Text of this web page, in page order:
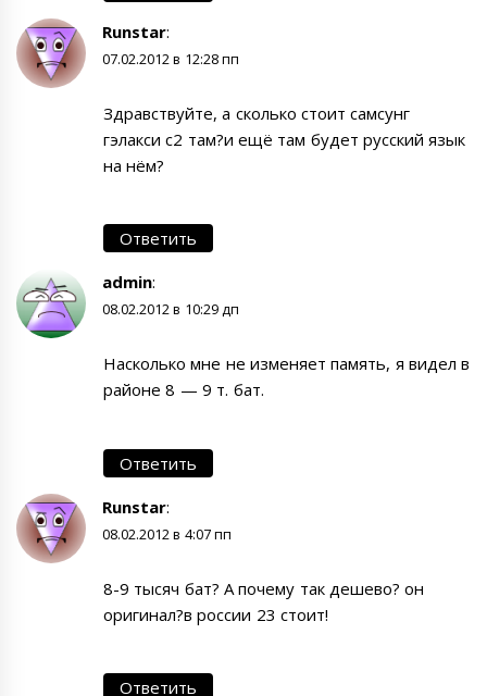
Runstar:
07.02.2012 в 12:28 пп
Здравствуйте, а сколько стоит самсунг
гэлакси с2 там?и ещё там будет русский язык
на нём?
Ответить
admin:
08.02.2012 в 10:29 дп
Насколько мне не изменяет память, я видел в
районе 8 — 9 т. бат.
Ответить
Runstar:
08.02.2012 в 4:07 пп
8-9 тысяч бат? А почему так дешево? он
оригинал?в россии 23 стоит!
Ответить